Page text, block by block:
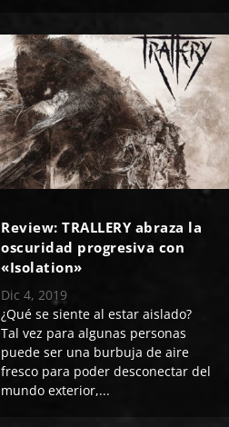
Review: TRALLERY abraza la
oscuridad progresiva con
«Isolation»
Dic 4, 2019
​¿Qué se siente al estar aislado?
Tal vez para algunas personas
pued​e ser una burbuja de aire
fresco para poder desconectar del
mundo exterior,...